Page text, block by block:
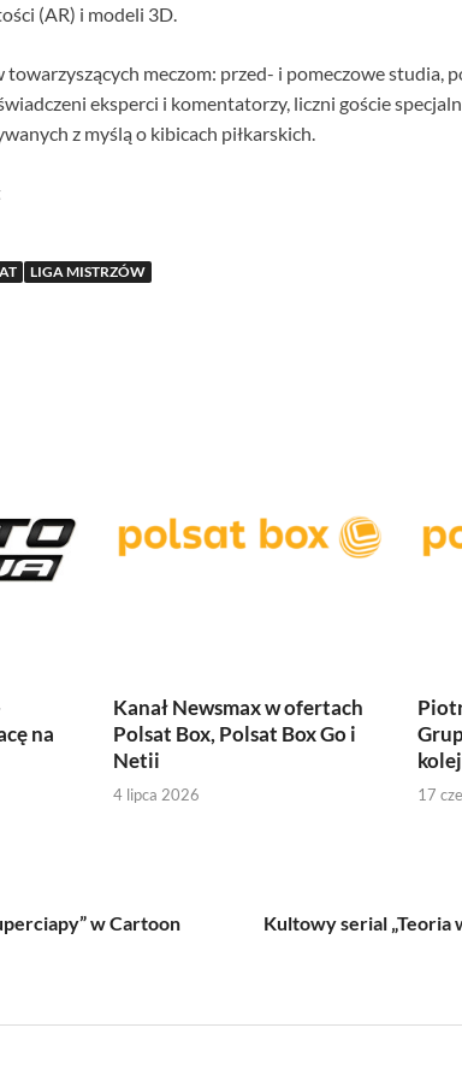
(AR) i modeli 3D.
meczom: przed- i pomeczowe studia,
eksperci i komentatorzy, liczni goście
z myślą o kibicach piłkarskich.
LIGA MISTRZÓW
na
Kanał Newsmax w ofertach
Polsat Box, Polsat Box Go i
Netii
4 lipca 2026 17
w Cartoon
Kultowy serial „Teoria